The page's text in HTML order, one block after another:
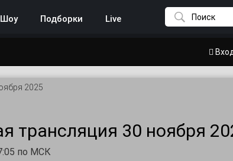
Шоу Подборки Live
2025
трансляция 30 ноября
по МСК